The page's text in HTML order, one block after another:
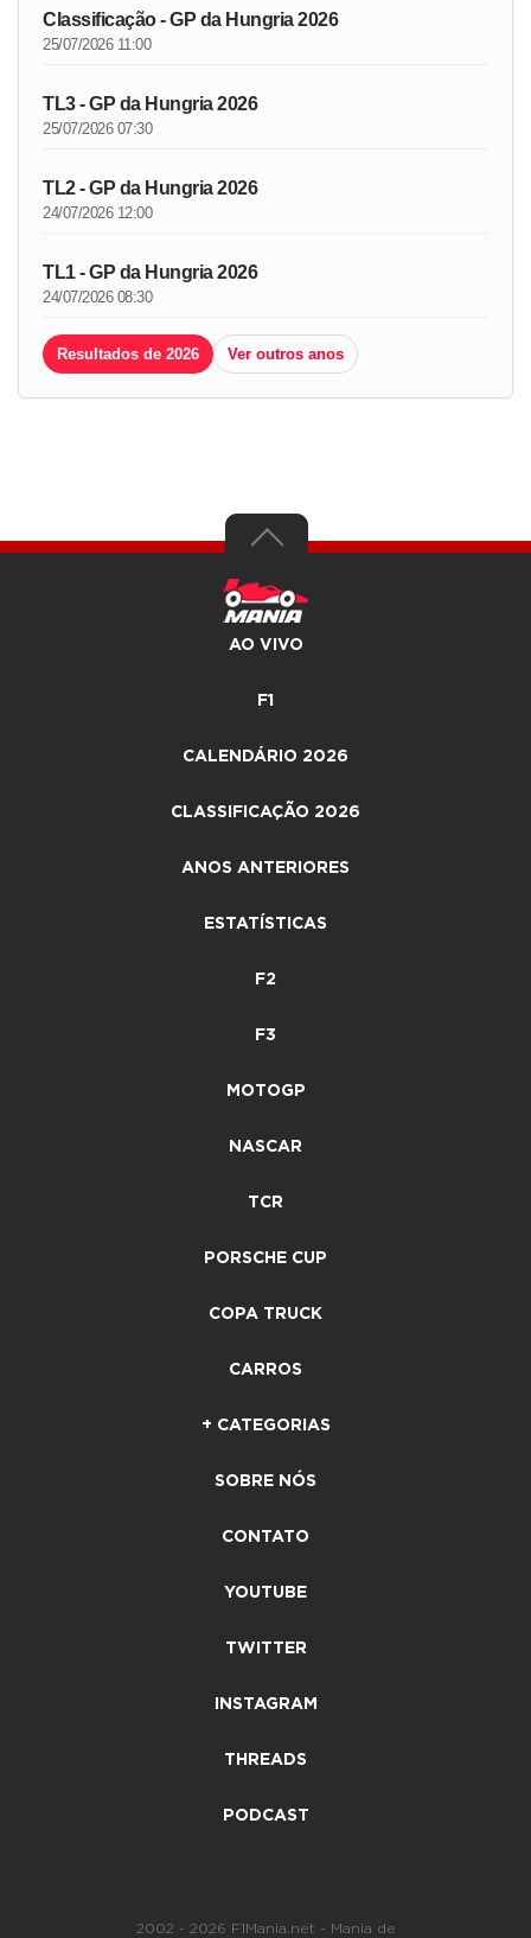
Classificação - GP da Hungria 2026
25/07/2026 11:00
TL3 - GP da Hungria 2026
25/07/2026 07:30
TL2 - GP da Hungria 2026
24/07/2026 12:00
TL1 - GP da Hungria 2026
24/07/2026 08:30
Resultados de 2026 Ver outros anos
AO VIVO
F1
CALENDÁRIO 2026
CLASSIFICAÇÃO 2026
ANOS ANTERIORES
ESTATÍSTICAS
F2
F3
MOTOGP
NASCAR
TCR
PORSCHE CUP
COPA TRUCK
CARROS
+ CATEGORIAS
SOBRE NÓS
CONTATO
YOUTUBE
TWITTER
INSTAGRAM
THREADS
PODCAST
2002 - 2026 F1Mania.net - Mania de